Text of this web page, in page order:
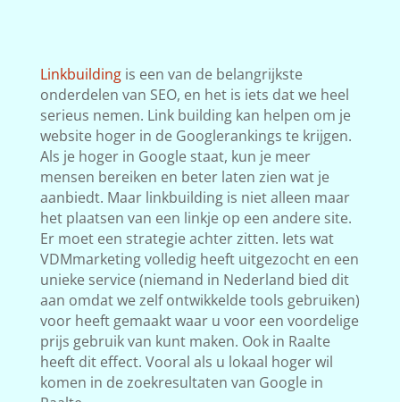
Linkbuildingis een van de belangrijkste
onderdelen van SEO, en het is iets dat we heel
serieus nemen. Link building kan helpen om je
website hoger in de Googlerankings te krijgen.
Als je hoger in Google staat, kun je meer
mensen bereiken en beter laten zien wat je
aanbiedt. Maar linkbuilding is niet alleen maar
het plaatsen van een linkje op een andere site.
Er moet een strategie achter zitten. Iets wat
VDMmarketing volledig heeft uitgezocht en een
unieke service (niemand in Nederland bied dit
aan omdat we zelf ontwikkelde tools gebruiken)
voor heeft gemaakt waar u voor een voordelige
prijs gebruik van kunt maken. Ook in Raalte
heeft dit effect. Vooral als u lokaal hoger wil
komen in de zoekresultaten van Google in